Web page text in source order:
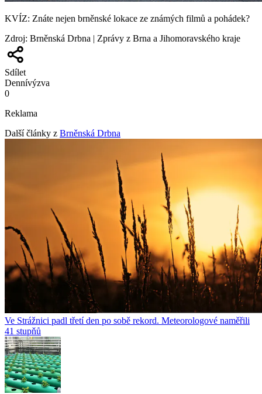
KVÍZ: Znáte nejen brněnské lokace ze známých filmů a pohádek?
Zdroj: Brněnská Drbna | Zprávy z Brna a Jihomoravského kraje
Sdílet
Dennívýzva
0
Reklama
Další články z Brněnská Drbna
Ve Strážnici padl třetí den po sobě rekord. Meteorologové naměřili
41 stupňů